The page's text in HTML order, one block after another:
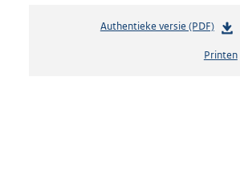
Authentieke versie (PDF)b
s
Printen